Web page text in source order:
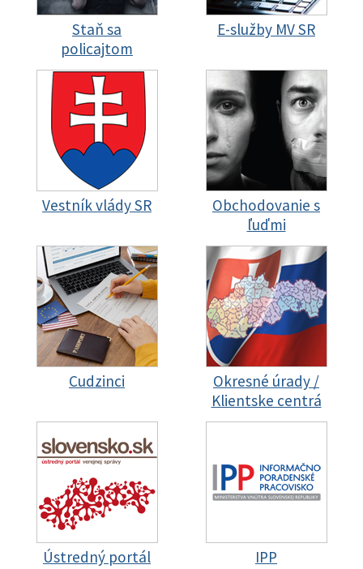
Staň sa
policajtom
E-služby MV SR
Vestník vlády SR
Obchodovanie s
ľuďmi
Cudzinci
Okresné úrady /
Klientske centrá
Ústredný portál
IPP